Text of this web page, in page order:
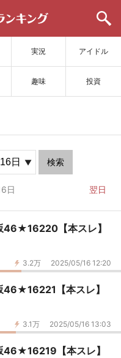
実況 アイドル
趣味 投資
新
検索
日 翌日
46★16220【本スレ】
3.2万 2025/05/16 12:20
46★16221【本スレ】
3.1万 2025/05/16 13:03
46★16219【本スレ】